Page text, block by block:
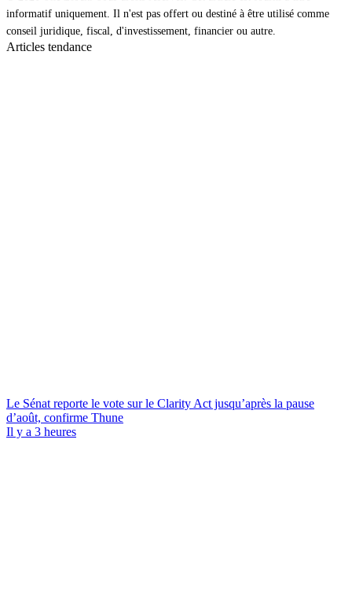
informatif uniquement. Il n'est pas offert ou destiné à être utilisé comme
conseil juridique, fiscal, d'investissement, financier ou autre.
Articles tendance
Le Sénat reporte le vote sur le Clarity Act jusqu’après la pause
d’août, confirme Thune
Il y a 3 heures